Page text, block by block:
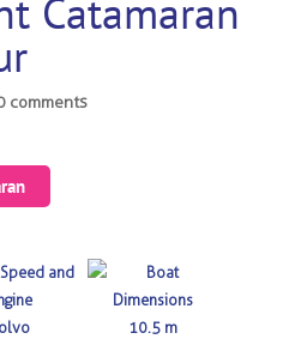
Catamaran
comments
10.5 m